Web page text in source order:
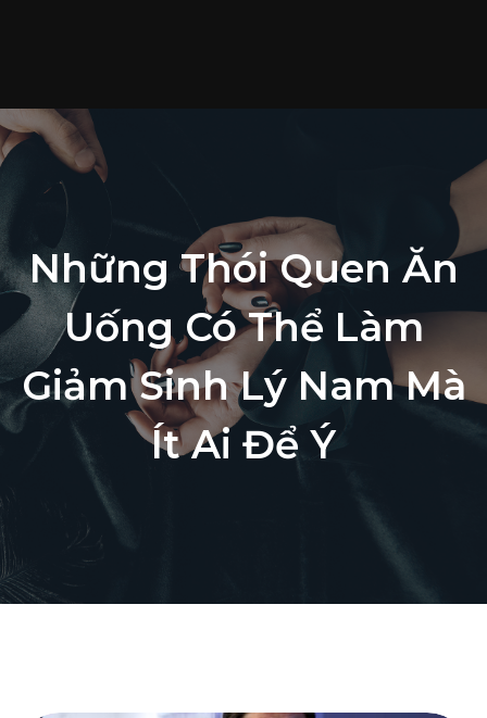
Những Thói Quen Ăn
Uống Có Thể Làm
Giảm Sinh Lý Nam Mà
Ít Ai Để Ý